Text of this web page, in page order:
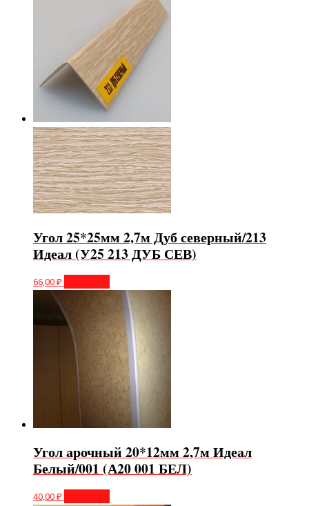
Угол 25*25мм 2,7м Дуб северный/213
Идеал (У25 213 ДУБ СЕВ)
66,00₽
Угол арочный 20*12мм 2,7м Идеал
Белый/001 (А20 001 БЕЛ)
40,00₽